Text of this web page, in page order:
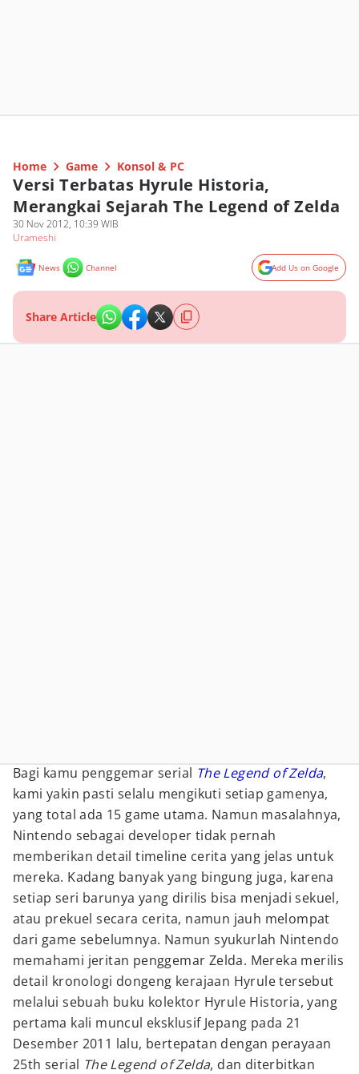
Home Game Konsol & PC
Versi Terbatas Hyrule Historia,
Merangkai Sejarah The Legend of Zelda
30 Nov 2012, 10:39 WIB
Urameshi
News Channel Add Us on Google
Share Article
Bagi kamu penggemar serial The Legend of Zelda,
kami yakin pasti selalu mengikuti setiap gamenya,
yang total ada 15 game utama. Namun masalahnya,
Nintendo sebagai developer tidak pernah
memberikan detail timeline cerita yang jelas untuk
mereka. Kadang banyak yang bingung juga, karena
setiap seri barunya yang dirilis bisa menjadi sekuel,
atau prekuel secara cerita, namun jauh melompat
dari game sebelumnya. Namun syukurlah Nintendo
memahami jeritan penggemar Zelda. Mereka merilis
detail kronologi dongeng kerajaan Hyrule tersebut
melalui sebuah buku kolektor Hyrule Historia, yang
pertama kali muncul eksklusif Jepang pada 21
Desember 2011 lalu, bertepatan dengan perayaan
25th serial The Legend of Zelda, dan diterbitkan